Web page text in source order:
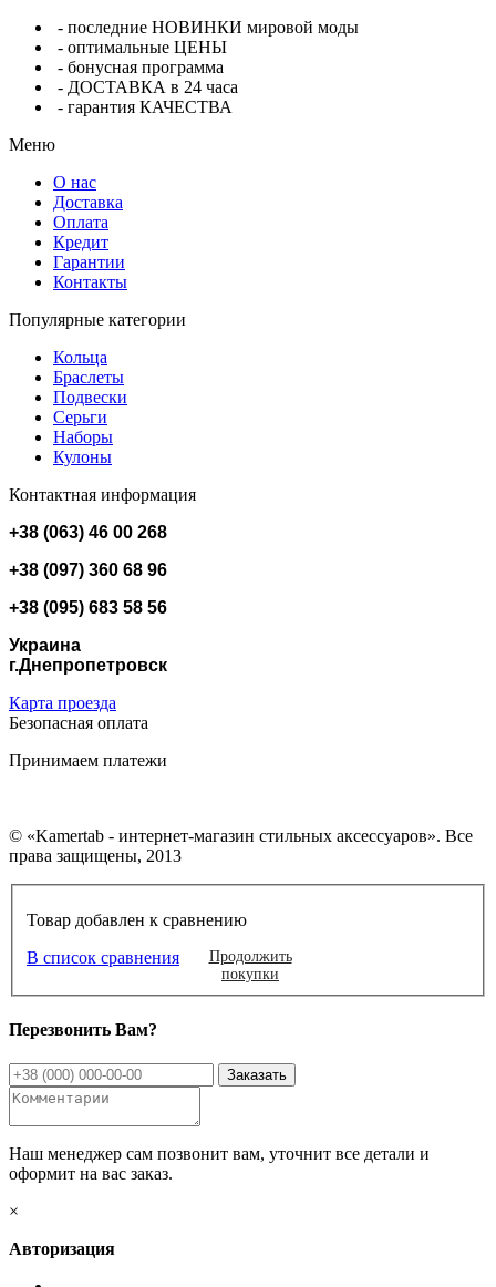
- последние НОВИНКИ мировой моды
- оптимальные ЦЕНЫ
- бонусная программа
- ДОСТАВКА в 24 часа
- гарантия КАЧЕСТВА
Меню
О нас
Доставка
Оплата
Кредит
Гарантии
Контакты
Популярные категории
Кольца
Браслеты
Подвески
Серьги
Наборы
Кулоны
Контактная информация
+38 (063) 46 00 268
+38 (097) 360 68 96
+38 (095) 683 58 56
Украина
г.Днепропетровск
Карта проезда
Безопасная оплата
Принимаем платежи
© «Kamertab - интернет-магазин стильных аксессуаров». Все
права защищены, 2013
Товар добавлен к сравнению
В список сравнения
Продолжить
покупки
Перезвонить Вам?
Наш менеджер сам позвонит вам, уточнит все детали и
оформит на вас заказ.
×
Авторизация